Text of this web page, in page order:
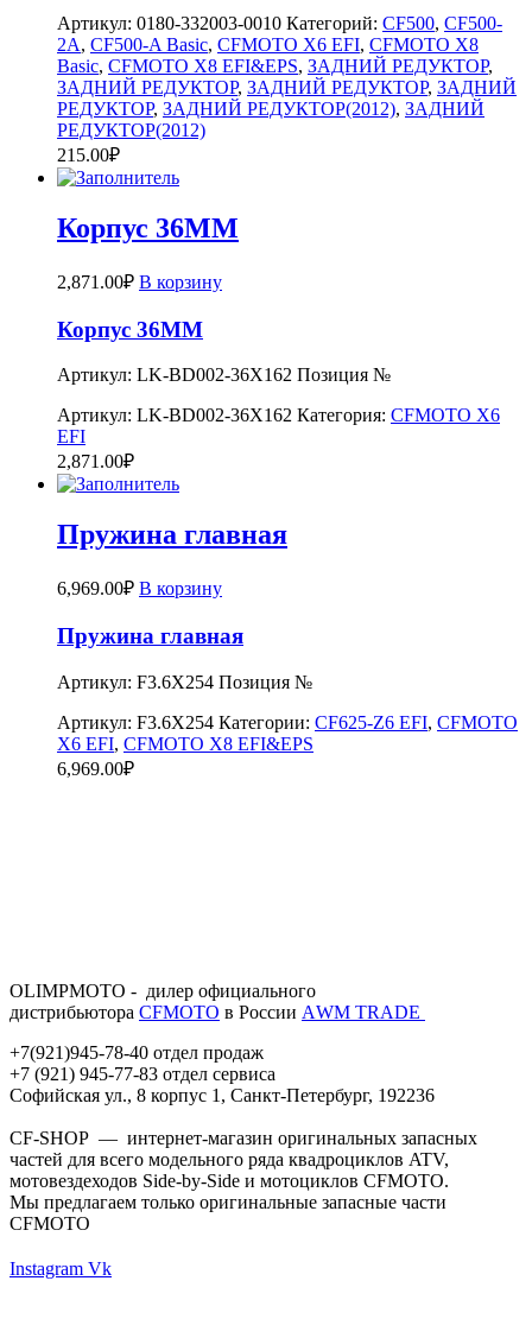
Артикул: 0180-332003-0010 Категорий: CF500, CF500-
2A, CF500-A Basic, CFMOTO X6 EFI, CFMOTO X8
Basic, CFMOTO X8 EFI&EPS, ЗАДНИЙ РЕДУКТОР,
ЗАДНИЙ РЕДУКТОР, ЗАДНИЙ РЕДУКТОР, ЗАДНИЙ
РЕДУКТОР, ЗАДНИЙ РЕДУКТОР(2012), ЗАДНИЙ
РЕДУКТОР(2012)
215.00₽
Корпус 36MM
2,871.00₽ В корзину
Корпус 36MM
Артикул: LK-BD002-36X162 Позиция №
Артикул: LK-BD002-36X162 Категория: CFMOTO X6
EFI
2,871.00₽
Пружина главная
6,969.00₽ В корзину
Пружина главная
Артикул: F3.6X254 Позиция №
Артикул: F3.6X254 Категории: CF625-Z6 EFI, CFMOTO
X6 EFI, CFMOTO X8 EFI&EPS
6,969.00₽
OLIMPMOTO - дилер официального
дистрибьютора CFMOTO в России АWМ TRADE
+7(921)945-78-40 отдел продаж
+7 (921) 945-77-83 отдел сервиса
Софийская ул., 8 корпус 1, Санкт-Петербург, 192236
CF-SHOP — интернет-магазин оригинальных запасных
частей для всего модельного ряда квадроциклов ATV,
мотовездеходов Side-by-Side и мотоциклов CFMOTO.
Мы предлагаем только оригинальные запасные части
CFMOTO
Instagram Vk